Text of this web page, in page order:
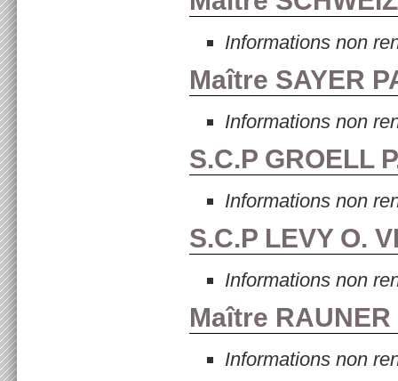
Informations non
Maître SAYER
Informations non
S.C.P GROELL
Informations non
S.C.P LEVY O.
Informations non
Maître RAUNER
Informations non